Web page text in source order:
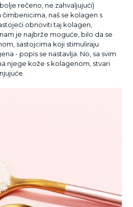
rečeno, ne zahvaljujući)
naš se kolagen s
obnoviti taj kolagen,
je najbrže moguće, bilo da se
sastojcima koji stimuliraju
- popis se nastavlja. No, sa svim
njege kože s kolagenom, stvari